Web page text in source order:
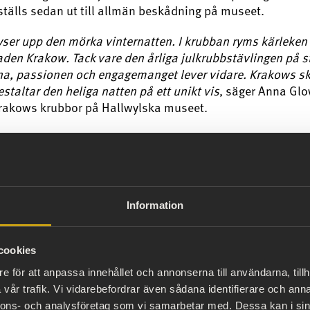
Information
för att anpassa innehållet och annonserna till användarna,
trafik. Vi vidarebefordrar även sådana identifierare och
och analysföretag som vi samarbetar med. Dessa kan i
sedan ut till allmän beskådning på museet.
upp den mörka vinternatten. I krubban ryms
Krakow. Tack vare den årliga julkrubbstävlingen på
passionen och engagemanget lever vidare. Krakows
den heliga natten på ett unikt vis, säger Anna
krubbor på Hallwylska museet.
innehåller alltid både en religiös och profan
familjen med Jesusbarnet. Krubbtillverkarna väver
egna sägner, bland annat drottning Wanda,
med Polska institutet.